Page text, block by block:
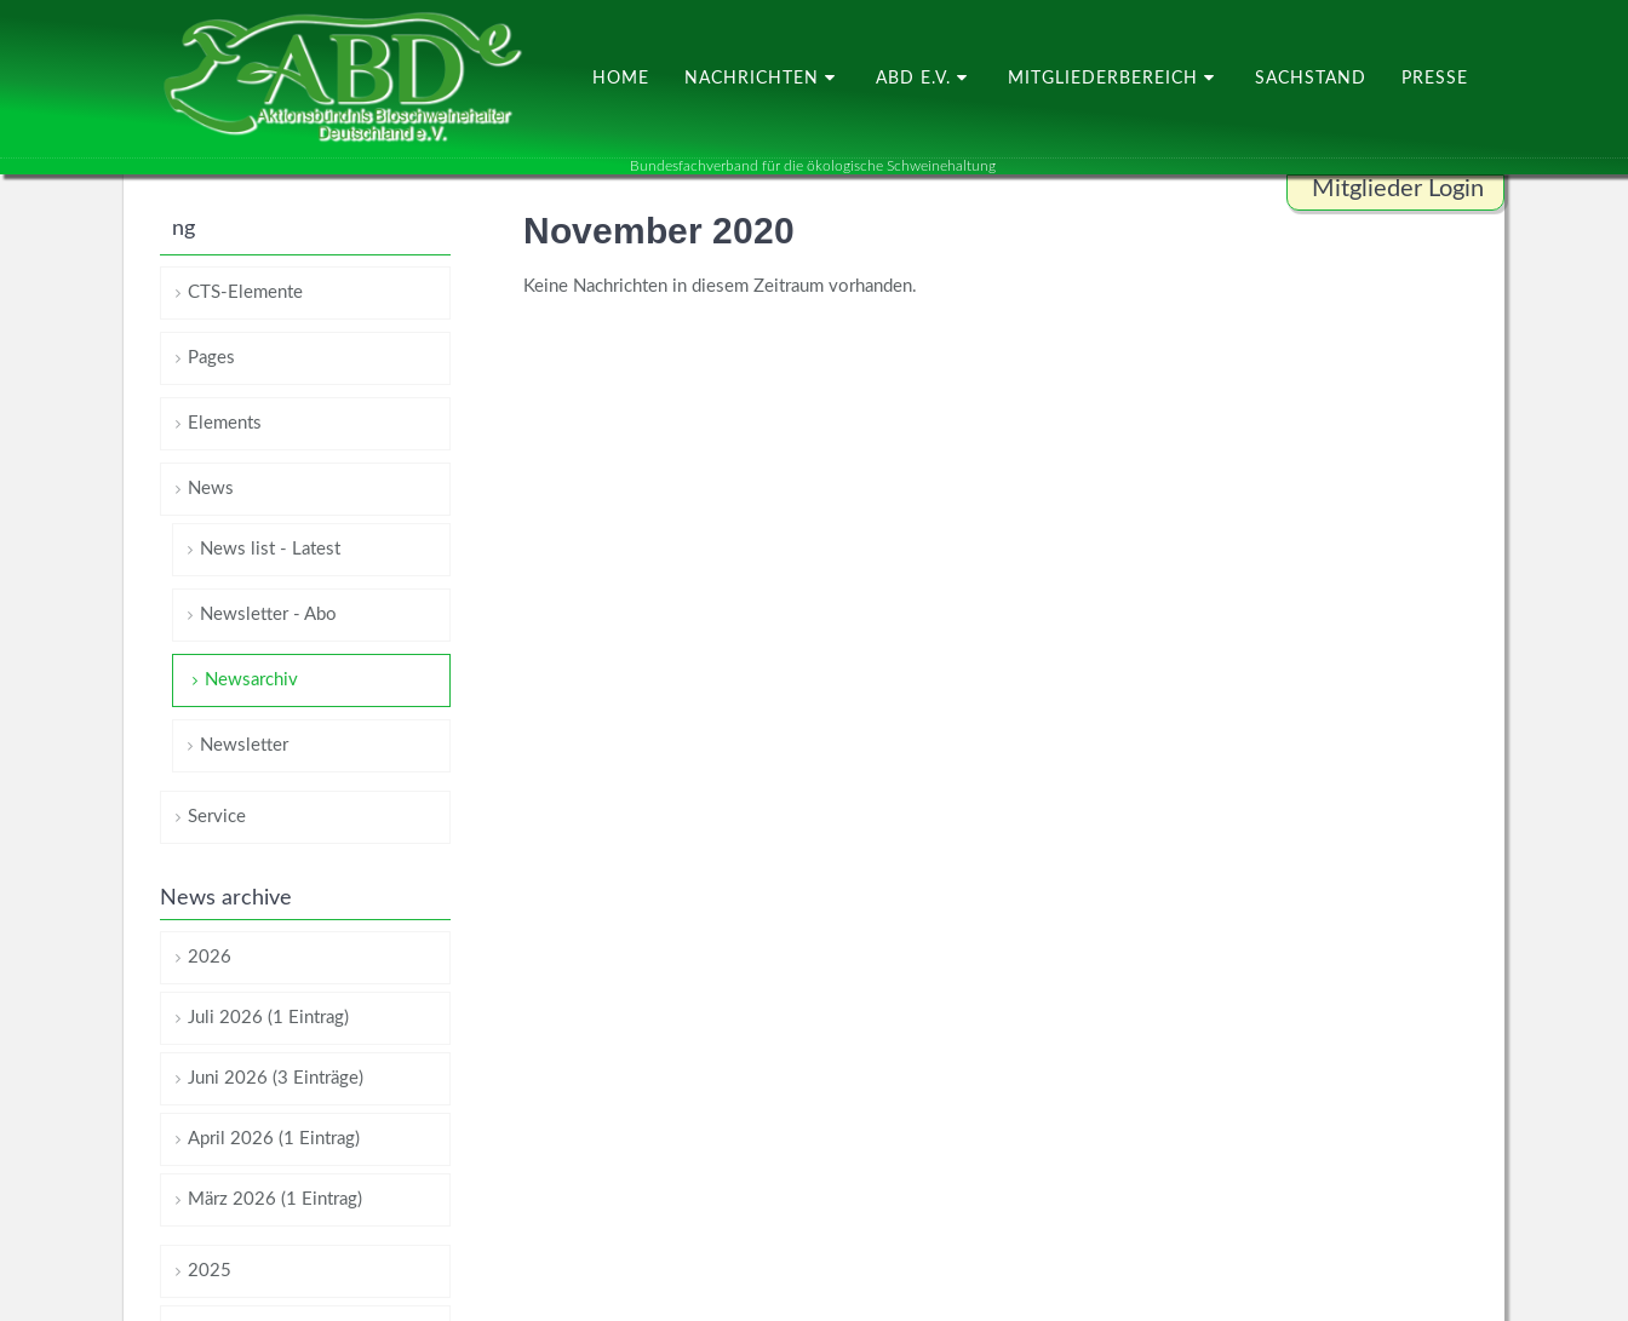
HOME NACHRICHTEN ABD E.V. MITGLIEDERBEREICH SACHSTAND PRESSE
Bundesfachverband für die ökologische Schweinehaltung
Mitglieder Login
November 2020
Keine Nachrichten in diesem Zeitraum vorhanden.
ng
CTS-Elemente
Pages
Elements
News
News list - Latest
Newsletter - Abo
Newsarchiv
Newsletter
Service
News archive
2026
Juli 2026 (1 Eintrag)
Juni 2026 (3 Einträge)
April 2026 (1 Eintrag)
März 2026 (1 Eintrag)
2025